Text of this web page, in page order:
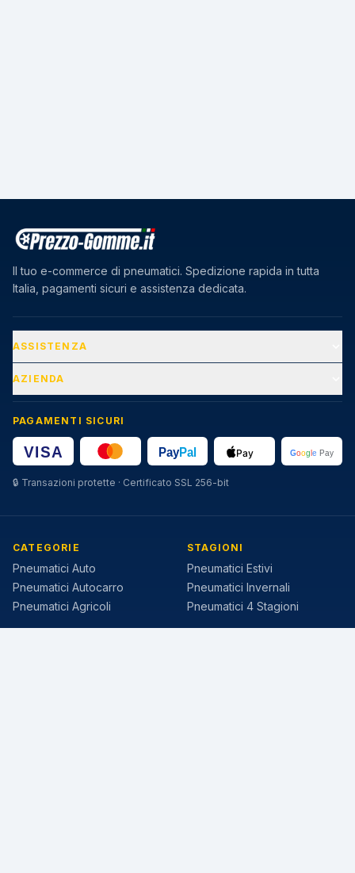
Il tuo e-commerce di pneumatici. Spedizione rapida in tutta
Italia, pagamenti sicuri e assistenza dedicata.
ASSISTENZA
AZIENDA
PAGAMENTI SICURI
🔒 Transazioni protette · Certificato SSL 256-bit
CATEGORIE
Pneumatici Auto
Pneumatici Autocarro
Pneumatici Agricoli
STAGIONI
Pneumatici Estivi
Pneumatici Invernali
Pneumatici 4 Stagioni